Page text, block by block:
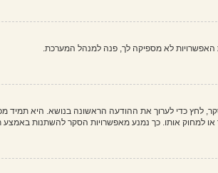
לא מספיקה לך, פנה למנהל המערכת.
סקר, לחץ כדי לערוך את ההודעה הראשונה בנושא. היא
למחוק אותו. כך נמנע מאפשרויות הסקר להשתנות